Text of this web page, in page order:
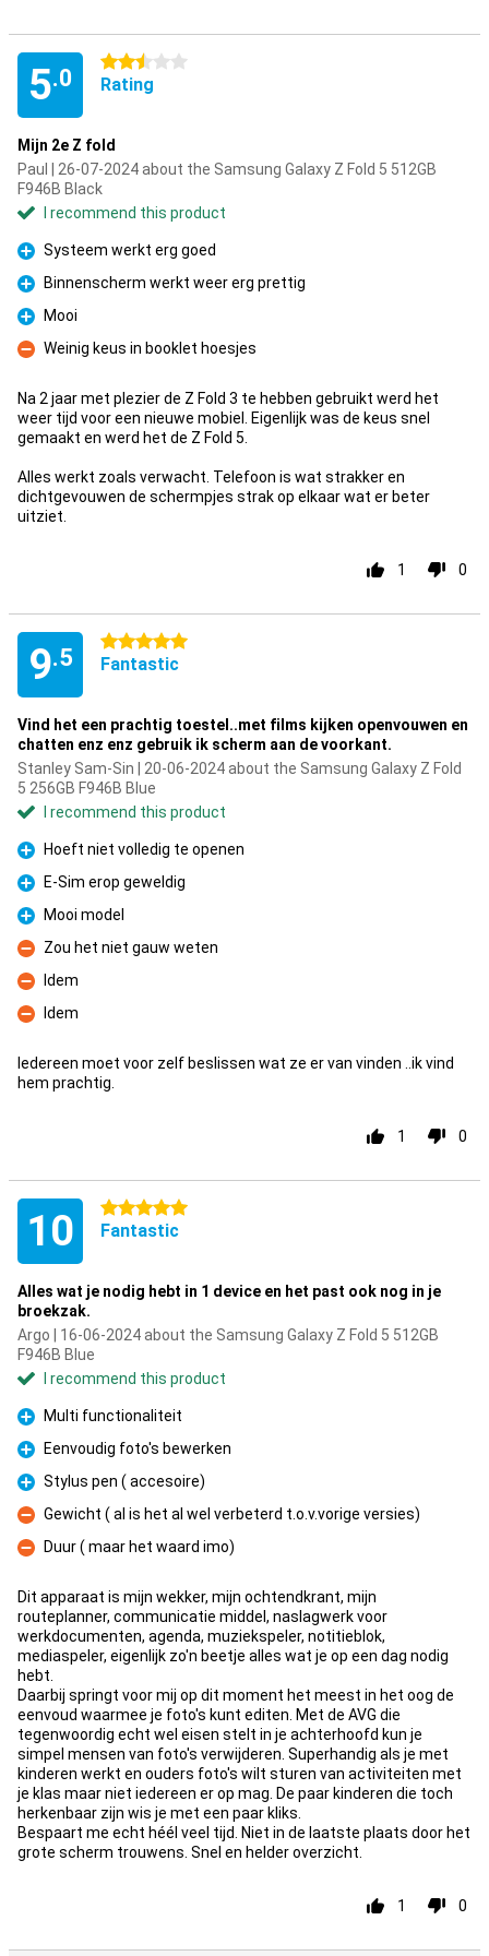
5.0
2.5 stars
Rating
Mijn 2e Z fold
Paul | 26-07-2024 about the Samsung Galaxy Z Fold 5 512GB
F946B Black
I recommend this product
Pro
Systeem werkt erg goed
Pro
Binnenscherm werkt weer erg prettig
Pro
Mooi
Con
Weinig keus in booklet hoesjes
Na 2 jaar met plezier de Z Fold 3 te hebben gebruikt werd het
weer tijd voor een nieuwe mobiel. Eigenlijk was de keus snel
gemaakt en werd het de Z Fold 5.
Alles werkt zoals verwacht. Telefoon is wat strakker en
dichtgevouwen de schermpjes strak op elkaar wat er beter
uitziet.
1 0
9.5
5 stars
Fantastic
Vind het een prachtig toestel..met films kijken openvouwen en
chatten enz enz gebruik ik scherm aan de voorkant.
Stanley Sam-Sin | 20-06-2024 about the Samsung Galaxy Z Fold
5 256GB F946B Blue
I recommend this product
Pro
Hoeft niet volledig te openen
Pro
E-Sim erop geweldig
Pro
Mooi model
Con
Zou het niet gauw weten
Con
Idem
Con
Idem
Iedereen moet voor zelf beslissen wat ze er van vinden ..ik vind
hem prachtig.
1 0
10 5 stars
Fantastic
Alles wat je nodig hebt in 1 device en het past ook nog in je
broekzak.
Argo | 16-06-2024 about the Samsung Galaxy Z Fold 5 512GB
F946B Blue
I recommend this product
Pro
Multi functionaliteit
Pro
Eenvoudig foto's bewerken
Pro
Stylus pen ( accesoire)
Con
Gewicht ( al is het al wel verbeterd t.o.v.vorige versies)
Con
Duur ( maar het waard imo)
Dit apparaat is mijn wekker, mijn ochtendkrant, mijn
routeplanner, communicatie middel, naslagwerk voor
werkdocumenten, agenda, muziekspeler, notitieblok,
mediaspeler, eigenlijk zo'n beetje alles wat je op een dag nodig
hebt.
Daarbij springt voor mij op dit moment het meest in het oog de
eenvoud waarmee je foto's kunt editen. Met de AVG die
tegenwoordig echt wel eisen stelt in je achterhoofd kun je
simpel mensen van foto's verwijderen. Superhandig als je met
kinderen werkt en ouders foto's wilt sturen van activiteiten met
je klas maar niet iedereen er op mag. De paar kinderen die toch
herkenbaar zijn wis je met een paar kliks.
Bespaart me echt héél veel tijd. Niet in de laatste plaats door het
grote scherm trouwens. Snel en helder overzicht.
1 0